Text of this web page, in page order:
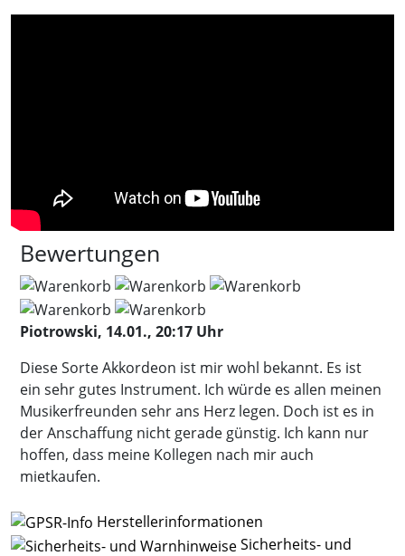
Bewertungen
Piotrowski, 14.01., 20:17 Uhr
Diese Sorte Akkordeon ist mir wohl bekannt. Es ist
ein sehr gutes Instrument. Ich würde es allen meinen
Musikerfreunden sehr ans Herz legen. Doch ist es in
der Anschaffung nicht gerade günstig. Ich kann nur
hoffen, dass meine Kollegen nach mir auch
mietkaufen.
Herstellerinformationen
Sicherheits- und